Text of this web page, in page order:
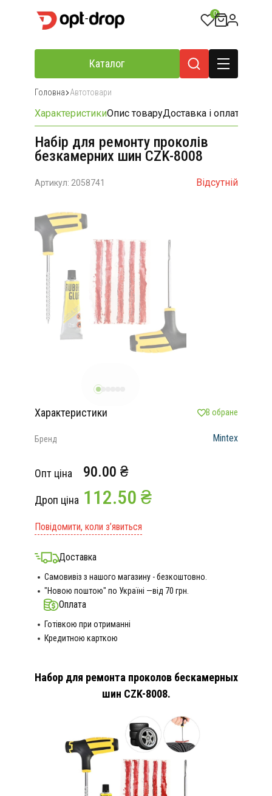
0
Каталог
Головна Автотовари
ХарактеристикиОпис товаруДоставка і оплата
Набір для ремонту проколів
безкамерних шин CZK-8008
Артикул: 2058741 Відсутній
Характеристики В обране
Бренд Mintex
Опт ціна 90.00 ₴
Дроп ціна 112.50 ₴
Повідомити, коли з’явиться
Доставка
Самовивіз з нашого магазину - безкоштовно.
"Новою поштою" по Україні —від 70 грн.
Оплата
Готівкою при отриманні
Кредитною карткою
Набор для ремонта проколов бескамерных
шин CZK-8008.